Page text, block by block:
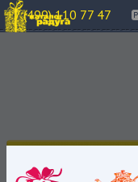
+7 (499) 110 77 47